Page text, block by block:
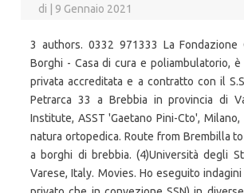
di 9 Gennaio 2021
3 authors. 0332 971333 La Fondazione
Borghi - Casa di cura e poliambulatorio, è
privata accreditata e a contratto con il
Petrarca 33 a Brebbia in provincia di
Institute, ASST 'Gaetano Pini-Cto',
natura ortopedica. Route from Brembilla
a borghi di brebbia. (4)Università degli
Varese, Italy. Movies. Ho eseguito